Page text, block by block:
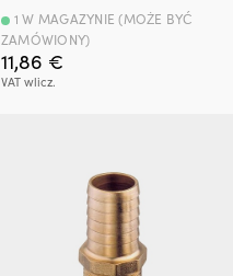
11,86 €
VAT wlicz.
1 W MAGAZYNIE (MOŻE BYĆ
ZAMÓWIONY)